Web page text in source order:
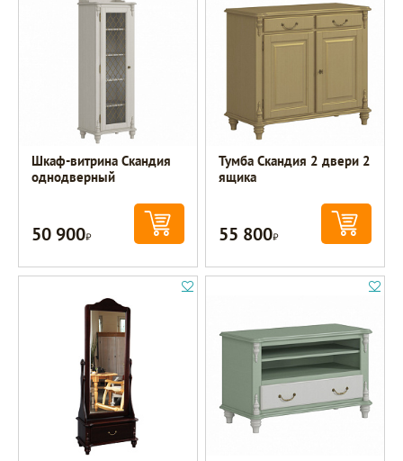
Шкаф-витрина Скандия
однодверный
50 900Р
Тумба Скандия 2 двери 2
ящика
55 800Р